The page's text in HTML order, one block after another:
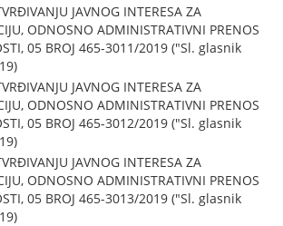
JAVNOG INTERESA ZA
ODNOSNO ADMINISTRATIVNI PRENOS
05 BROJ 465-3011/2019 ("Sl. glasnik
JAVNOG INTERESA ZA
ODNOSNO ADMINISTRATIVNI PRENOS
05 BROJ 465-3012/2019 ("Sl. glasnik
JAVNOG INTERESA ZA
ODNOSNO ADMINISTRATIVNI PRENOS
05 BROJ 465-3013/2019 ("Sl. glasnik